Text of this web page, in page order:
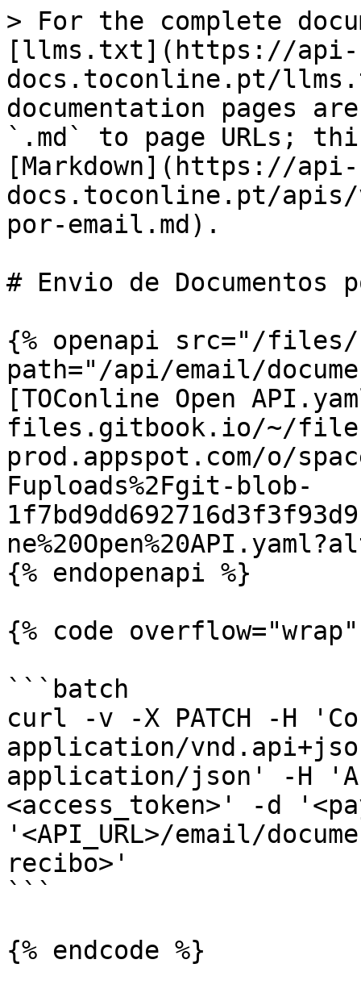
> For the complete
[llms.txt](https://api-
docs.toconline.pt/
documentation pages
`.md` to page URLs;
[Markdown](https://api-
docs.toconline.pt/apis/
por-email.md).
# Envio de Documentos
{% openapi src="/files/
path="/api/email/
[TOConline Open
files.gitbook.io/~/
prod.appspot.com/o/
Fuploads%2Fgit-blob-
{% endopenapi %}
{% code
```batch
curl -v -X PATCH -H
application/
application/json' -H
<access_token>' -d
'<API_URL>/email/
recibo>'
```
{% endcode %}